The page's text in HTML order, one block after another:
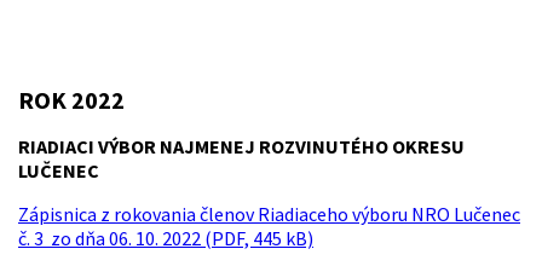
ROK 2022
RIADIACI VÝBOR NAJMENEJ ROZVINUTÉHO OKRESU
LUČENEC
Zápisnica z rokovania členov Riadiaceho výboru NRO Lučenec
č. 3 zo dňa 06. 10. 2022 (PDF, 445 kB)